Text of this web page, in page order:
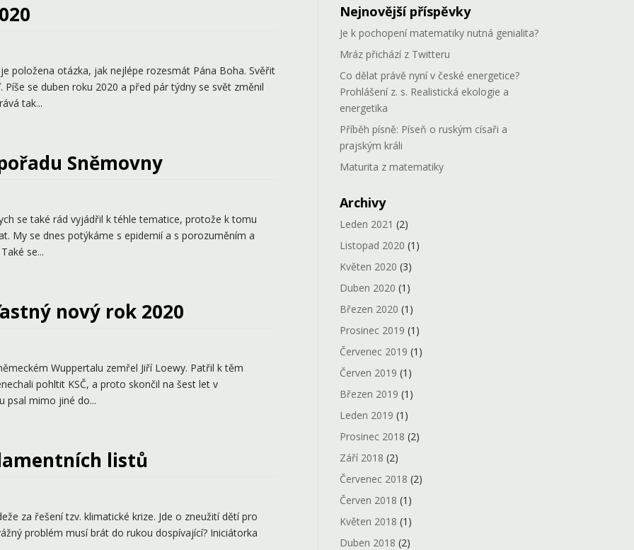
položena otázka, jak nejlépe rozesmát Pána Boha. Svěřit
se duben roku 2020 a před pár týdny se svět změnil
tak...
Sněmovny
se také rád vyjádřil k téhle tematice, protože k tomu
My se dnes potýkáme s epidemií a s porozuměním a
se...
nový rok 2020
Wuppertalu zemřel Jiří Loewy. Patřil k těm
pohltit KSČ, a proto skončil na šest let v
psal mimo jiné do...
listů
za řešení tzv. klimatické krize. Jde o zneužití dětí pro
problém musí brát do rukou dospívající? Iniciátorka
Nejnovější příspěvky
Je k pochopení matematiky nutná genialita?
Mráz přichází z Twitteru
Co dělat právě nyní v české energetice?
Prohlášení z. s. Realistická ekologie a
energetika
Příběh písně: Píseň o ruským císaři a
prajským králi
Maturita z matematiky
Archivy
Leden 2021 (2)
Listopad 2020 (1)
Květen 2020 (3)
Duben 2020 (1)
Březen 2020 (1)
Prosinec 2019 (1)
Červenec 2019 (1)
Červen 2019 (1)
Březen 2019 (1)
Leden 2019 (1)
Prosinec 2018 (2)
Září 2018 (2)
Červenec 2018 (2)
Červen 2018 (1)
Květen 2018 (1)
Duben 2018 (2)